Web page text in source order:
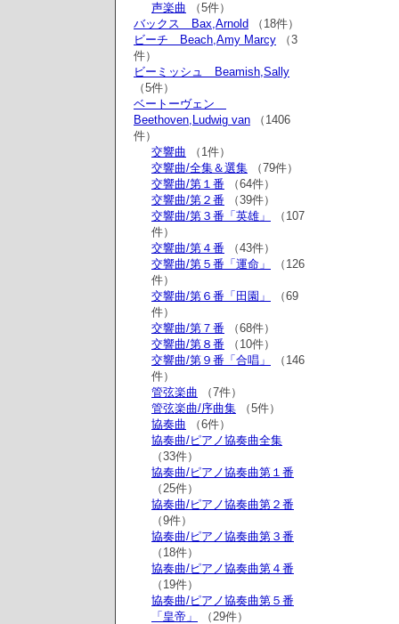
声楽曲 （5件）
バックス Bax,Arnold （18件）
ビーチ Beach,Amy Marcy （3
件）
ビーミッシュ Beamish,Sally
（5件）
ベートーヴェン
Beethoven,Ludwig van （1406
件）
交響曲 （1件）
交響曲/全集＆選集 （79件）
交響曲/第１番 （64件）
交響曲/第２番 （39件）
交響曲/第３番「英雄」
（107
件）
交響曲/第４番 （43件）
交響曲/第５番「運命」
（126
件）
交響曲/第６番「田園」
（69
件）
交響曲/第７番 （68件）
交響曲/第８番 （10件）
交響曲/第９番「合唱」
（146
件）
管弦楽曲 （7件）
管弦楽曲/序曲集 （5件）
協奏曲 （6件）
協奏曲/ピアノ協奏曲全集
（33件）
協奏曲/ピアノ協奏曲第１番
（25件）
協奏曲/ピアノ協奏曲第２番
（9件）
協奏曲/ピアノ協奏曲第３番
（18件）
協奏曲/ピアノ協奏曲第４番
（19件）
協奏曲/ピアノ協奏曲第５番
「皇帝」
（29件）